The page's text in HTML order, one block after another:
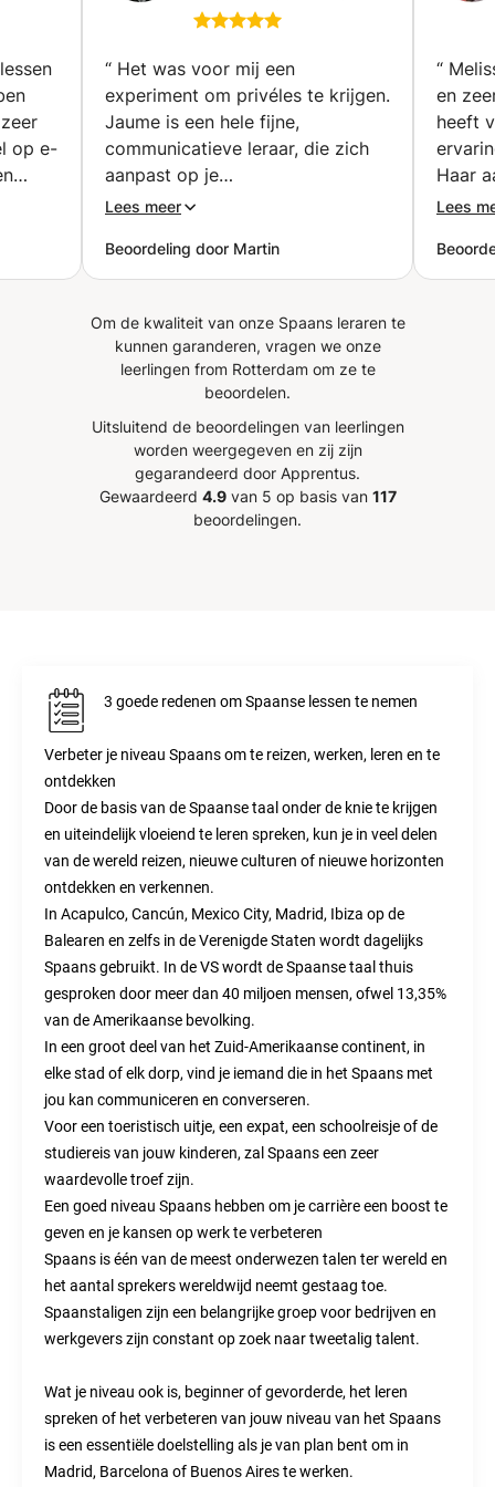
op e-
EN/OF GEVORDERDEN
“ Het was voor mij een
experiment om privéles te krijgen.
Jaume is een hele fijne,
communicatieve leraar, die zich
aanpast op je
belangstellingsvelden. Hij heeft
ontwikkeling en geeft duiding bij
de woorden en de etymologische
dat ik weinig huiswerktijd heb,
merk ik dat er veel blijft hangen
in mijn grijze hersencellen, dankzij
absolute aanrader.
Lees meer
Beoordeling door Martin
“
en
heeft
Haar
raad
veel
Lees
Om de kwaliteit van onze Spaans leraren te
kunnen garanderen, vragen we onze
leerlingen from Rotterdam om ze te
beoordelen.
Uitsluitend de beoordelingen van leerlingen
worden weergegeven en zij zijn
gegarandeerd door Apprentus.
Gewaardeerd 4.9van 5 op basis van 117
beoordelingen.
3 goede redenen om Spaanse lessen te nemen
Verbeter je niveau Spaans om te reizen, werken, leren en te
ontdekken
Door de basis van de Spaanse taal onder de knie te krijgen
en uiteindelijk vloeiend te leren spreken, kun je in veel delen
van de wereld reizen, nieuwe culturen of nieuwe horizonten
ontdekken en verkennen.
In Acapulco, Cancún, Mexico City, Madrid, Ibiza op de
Balearen en zelfs in de Verenigde Staten wordt dagelijks
Spaans gebruikt. In de VS wordt de Spaanse taal thuis
gesproken door meer dan 40 miljoen mensen, ofwel 13,35%
van de Amerikaanse bevolking.
In een groot deel van het Zuid-Amerikaanse continent, in
elke stad of elk dorp, vind je iemand die in het Spaans met
jou kan communiceren en converseren.
Voor een toeristisch uitje, een expat, een schoolreisje of de
studiereis van jouw kinderen, zal Spaans een zeer
waardevolle troef zijn.
Een goed niveau Spaans hebben om je carrière een boost te
geven en je kansen op werk te verbeteren
Spaans is één van de meest onderwezen talen ter wereld en
het aantal sprekers wereldwijd neemt gestaag toe.
Spaanstaligen zijn een belangrijke groep voor bedrijven en
werkgevers zijn constant op zoek naar tweetalig talent.
Wat je niveau ook is, beginner of gevorderde, het leren
spreken of het verbeteren van jouw niveau van het Spaans
is een essentiële doelstelling als je van plan bent om in
Madrid, Barcelona of Buenos Aires te werken.